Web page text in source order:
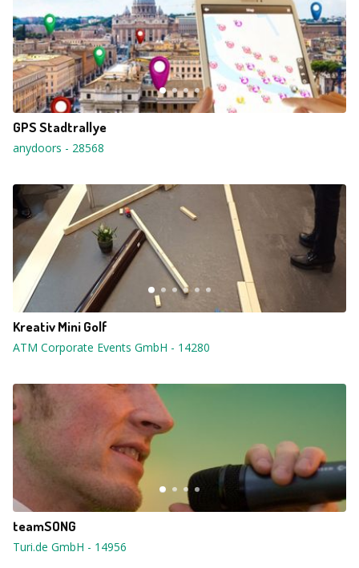
GPS Stadtrallye
anydoors - 28568
Kreativ Mini Golf
ATM Corporate Events GmbH - 14280
teamSONG
Turi.de GmbH - 14956